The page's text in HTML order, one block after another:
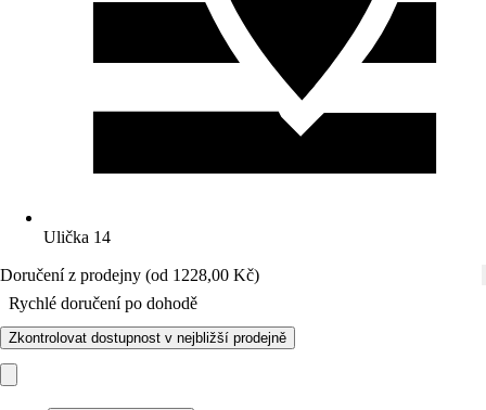
Ulička 14
Doručení z prodejny (od 1228,00 Kč)
Rychlé doručení po dohodě
Zkontrolovat dostupnost v nejbližší prodejně